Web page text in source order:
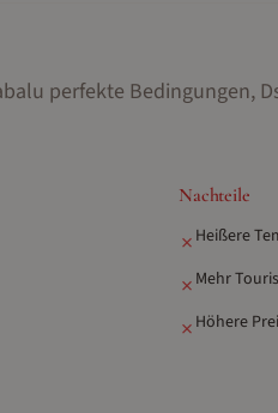
perfekte Bedingungen,
Nachteile
✗ Heißere
✗ Mehr
✗ Höhere